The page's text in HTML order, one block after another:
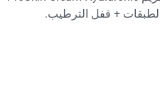
+ ﻗﻔﻞ اﻟﺘﺮﻃﻴﺐ.